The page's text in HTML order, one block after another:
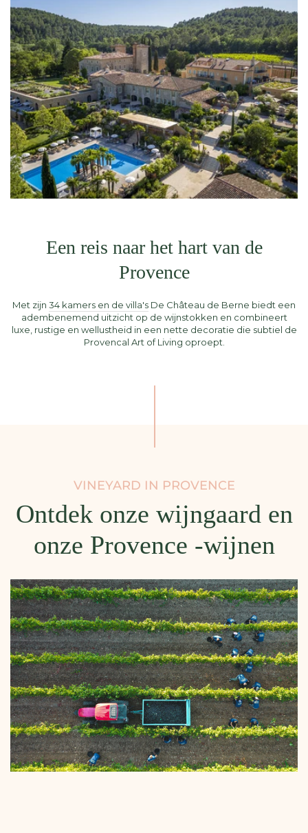
Een reis naar het hart van de
Provence
Met zijn 34 kamers en de villa's De Château de Berne biedt een
adembenemend uitzicht op de wijnstokken en combineert
luxe, rustige en wellustheid in een nette decoratie die subtiel de
Provencal Art of Living oproept.
VINEYARD IN PROVENCE
Ontdek onze wijngaard en
onze Provence -wijnen